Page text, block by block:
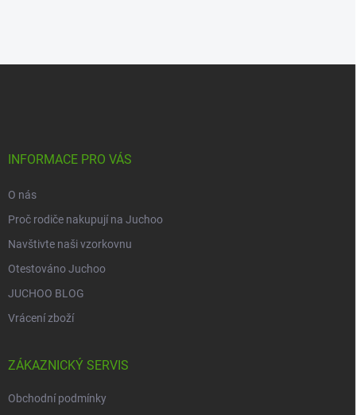
INFORMACE PRO VÁS
O nás
Proč rodiče nakupují na Juchoo
Navštivte naši vzorkovnu
Otestováno Juchoo
JUCHOO BLOG
Vrácení zboží
ZÁKAZNICKÝ SERVIS
Obchodní podmínky